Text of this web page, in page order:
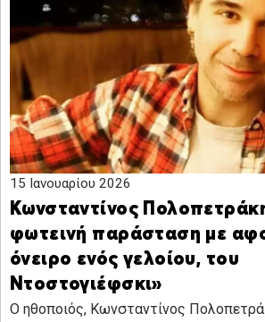
15 Ιανουαρίου 2026
Κωνσταντίνος
φωτεινή παράσταση με
όνειρο ενός γελοίου, του
Ντοστογιέφσκι»
Ο ηθοποιός, Κωνσταντίνος